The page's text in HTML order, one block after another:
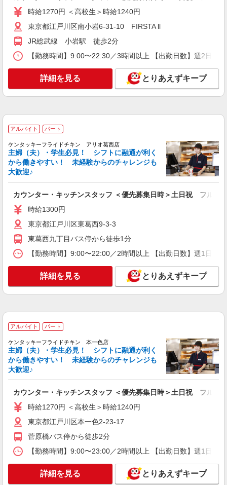
アルバイト パート
ケンタッキーフライドチキン 瑞江店
時＞平日（月〜金） 18:00〜23:00
時給1270円 ＜高校生＞時給1230円
東京都江戸川区東瑞江1-27-4 福田ビル
アルバイト パート
ケンタッキーフライドチキン イオン葛西店
カウンター・キッチンスタッフ ＜優先募集日
時＞平日（月〜金） 18:00〜23:00
東京都江戸川区西葛西3-9-19
キープ
アルバイト
ケンタッキーフライドチキン イオン船堀店
カウンター・キッチンスタッフ ＜優先募集日
時＞平日（月〜金） 17:00〜21:00
キープ
アルバイト パート
ケンタッキーフライドチキン 葛西店
カウンター・キッチンスタッフ ＜優先募集日
時＞平日（月〜金） 11:00〜17:00
時給1300円
東京都江戸川区東葛西5-1-2 第2吉田ビル
キープ
アルバイト パート
調理補助【アルバイト・パート】
時給1270円 ＜高校生＞時給1240円
東京都江戸川区南小岩6-31-10 FIRSTA ll
JR総武線 小岩駅 徒歩2分
【勤務時間】9:00〜22:30／3時間以上 【出勤日数】週2日
詳細を見る とりあえずキープ
アルバイト パート
ケンタッキーフライドチキン アリオ葛西店
主婦（夫）・学生必見！ シフトに融通が利く
から働きやすい！ 未経験からのチャレンジも
大歓迎♪
カウンター・キッチンスタッフ ＜優先募集日時＞土日祝 フルタ
時給1300円
東京都江戸川区東葛西9-3-3
東葛西九丁目バス停から徒歩1分
【勤務時間】9:00〜22:00／2時間以上 【出勤日数】週1日
詳細を見る とりあえずキープ
アルバイト パート
ケンタッキーフライドチキン 本一色店
主婦（夫）・学生必見！ シフトに融通が利く
から働きやすい！ 未経験からのチャレンジも
大歓迎♪
カウンター・キッチンスタッフ ＜優先募集日時＞土日祝 フルタ
時給1270円 ＜高校生＞時給1240円
東京都江戸川区本一色2-23-17
菅原橋バス停から徒歩2分
【勤務時間】9:00〜23:00／2時間以上 【出勤日数】週1日
詳細を見る とりあえずキープ